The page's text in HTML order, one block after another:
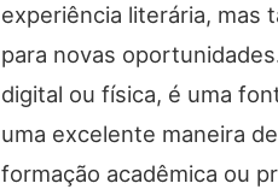
experiência literária, mas
para novas
digital ou física, é uma
uma excelente maneira
formação acadêmica ou